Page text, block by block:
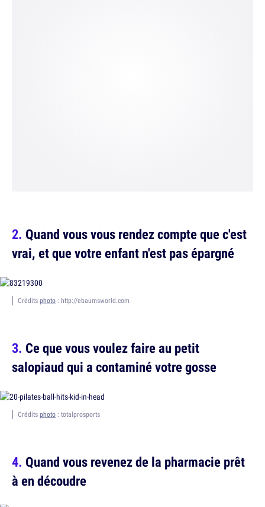
Quand vous vous rendez compte que c'est
vrai, et que votre enfant n'est pas épargné
Crédits photo : http://ebaumsworld.com
Ce que vous voulez faire au petit
salopiaud qui a contaminé votre gosse
Crédits photo : totalprosports
Quand vous revenez de la pharmacie prêt
à en découdre